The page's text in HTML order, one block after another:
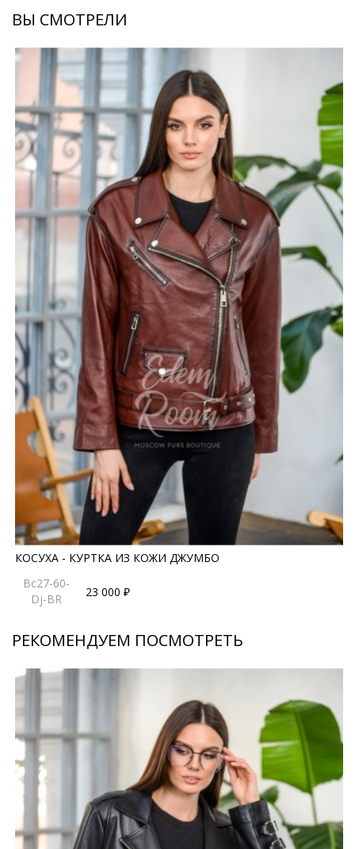
ВЫ СМОТРЕЛИ
КОСУХА - КУРТКА ИЗ КОЖИ ДЖУМБО
Bc27-60-
Dj-BR
23 000 ₽
РЕКОМЕНДУЕМ ПОСМОТРЕТЬ